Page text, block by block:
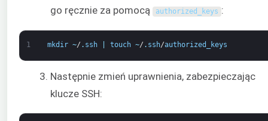
go ręcznie za pomocą
authorized_keys :
1 mkdir ~/ . ssh touch ~/ . ssh/authorized_keys
Następnie zmień uprawnienia, zabezpieczając
klucze SSH: